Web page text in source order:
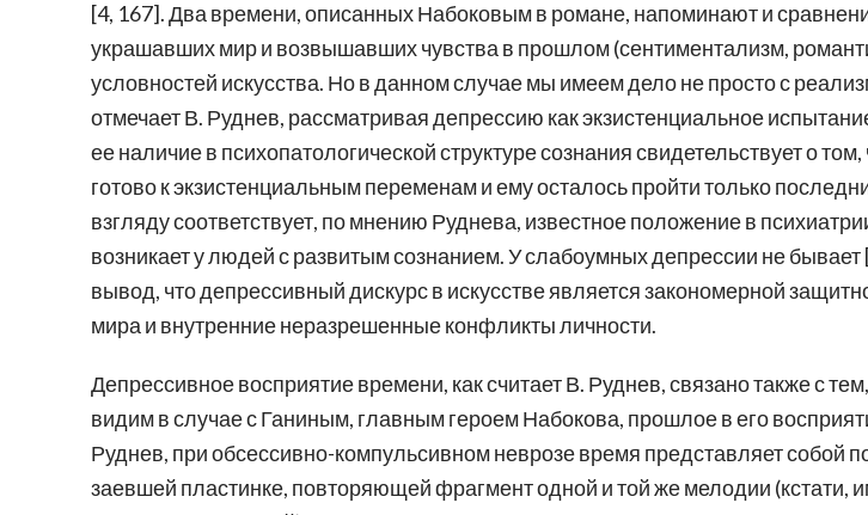
[4, 167]. Два времени, описанных Набоковым в романе, напоминают и
украшавших мир и возвышавших чувства в прошлом (сентиментализм,
условностей искусства. Но в данном случае мы имеем дело не просто с
отмечает В. Руднев, рассматривая депрессию как экзистенциальное
ее наличие в психопатологической структуре сознания свидетельствует о
готово к экзистенциальным переменам и ему осталось пройти только
взгляду соответствует, по мнению Руднева, известное положение в
возникает у людей с развитым сознанием. У слабоумных депрессии не
вывод, что депрессивный дискурс в искусстве является закономерной
мира и внутренние неразрешенные конфликты личности.
Депрессивное восприятие времени, как считает В. Руднев, связано также с
видим в случае с Ганиным, главным героем Набокова, прошлое в его
Руднев, при обсессивно-компульсивном неврозе время представляет собой
заевшей пластинке, повторяющей фрагмент одной и той же мелодии (кстати,